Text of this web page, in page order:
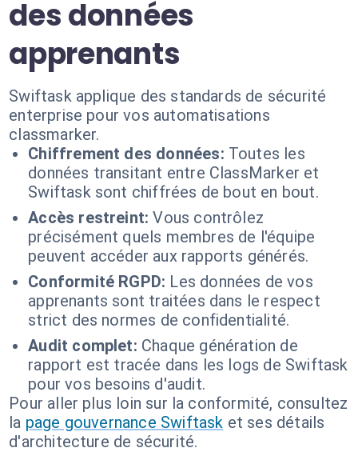
des données
apprenants
Swiftask applique des standards de sécurité
enterprise pour vos automatisations
classmarker.
Chiffrement des données: Toutes les
données transitant entre ClassMarker et
Swiftask sont chiffrées de bout en bout.
Accès restreint: Vous contrôlez
précisément quels membres de l'équipe
peuvent accéder aux rapports générés.
Conformité RGPD: Les données de vos
apprenants sont traitées dans le respect
strict des normes de confidentialité.
Audit complet: Chaque génération de
rapport est tracée dans les logs de Swiftask
pour vos besoins d'audit.
Pour aller plus loin sur la conformité, consultez
la page gouvernance Swiftask et ses détails
d'architecture de sécurité.